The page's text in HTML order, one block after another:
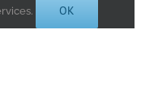
OK